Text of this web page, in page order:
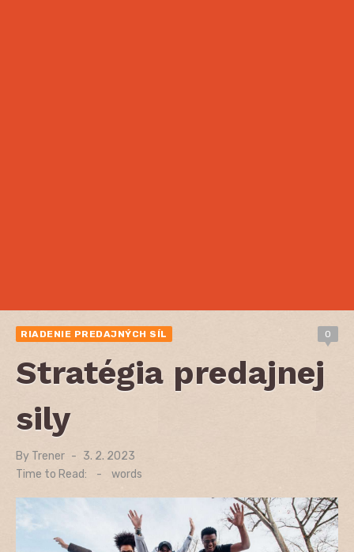
RIADENIE PREDAJNÝCH SÍL 0
Stratégia predajnej
sily
By Trener
Posted
on
3. 2. 2023
Time to Read:
- words